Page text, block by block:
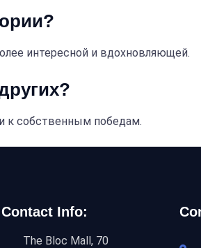
интересной и вдохновляющей.
к собственным победам.
Contact Info:
The Bloc Mall, 70